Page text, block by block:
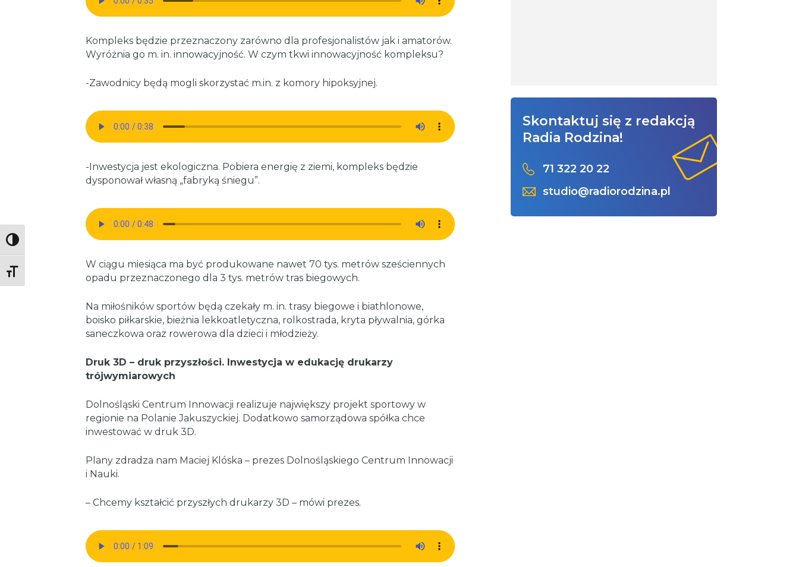
Toggle High Contrast
Toggle Font size
Kompleks będzie przeznaczony zarówno dla profesjonalistów jak i amatorów.
Wyróżnia go m. in. innowacyjność. W czym tkwi innowacyjność kompleksu?
-Zawodnicy będą mogli skorzystać m.in. z komory hipoksyjnej.
-Inwestycja jest ekologiczna. Pobiera energię z ziemi, kompleks będzie
dysponował własną „fabryką śniegu”.
W ciągu miesiąca ma być produkowane nawet 70 tys. metrów sześciennych
opadu przeznaczonego dla 3 tys. metrów tras biegowych.
Na miłośników sportów będą czekały m. in. trasy biegowe i biathlonowe,
boisko piłkarskie, bieżnia lekkoatletyczna, rolkostrada, kryta pływalnia, górka
saneczkowa oraz rowerowa dla dzieci i młodzieży.
Druk 3D – druk przyszłości. Inwestycja w edukację drukarzy
trójwymiarowych
Dolnośląski Centrum Innowacji realizuje największy projekt sportowy w
regionie na Polanie Jakuszyckiej. Dodatkowo samorządowa spółka chce
inwestować w druk 3D.
Plany zdradza nam Maciej Klóska – prezes Dolnośląskiego Centrum Innowacji
i Nauki.
– Chcemy kształcić przyszłych drukarzy 3D – mówi prezes.
Skontaktuj się z redakcją
Radia Rodzina!
71 322 20 22
studio@radiorodzina.pl